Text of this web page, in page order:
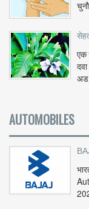
एक
AUTOMOBILES